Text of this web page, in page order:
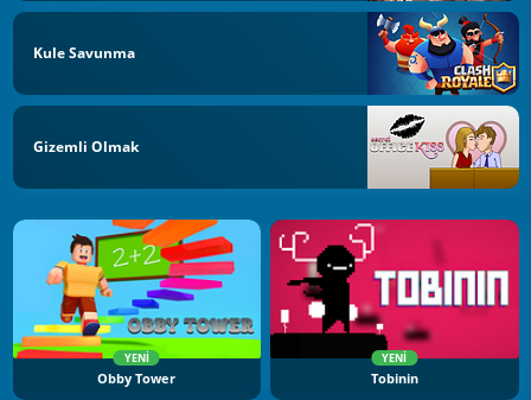
Kule Savunma
Gizemli Olmak
YENI
Obby Tower
YENI
Tobinin